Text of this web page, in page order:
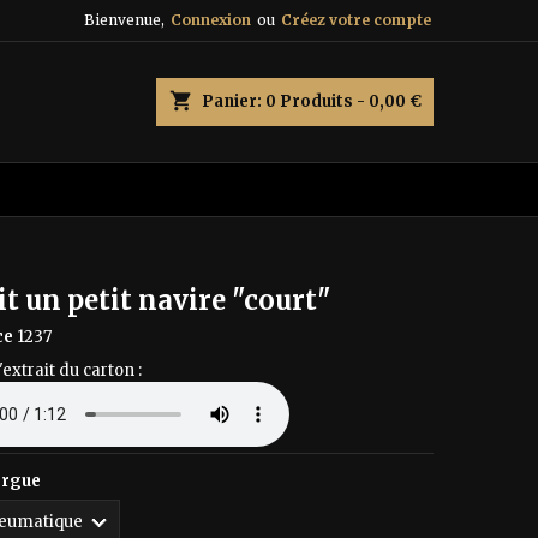
Bienvenue, Connexion ou Créez votre compte
shopping_cart Panier: 0 Produits - 0,00 €
un petit navire "court"
1237
du carton :